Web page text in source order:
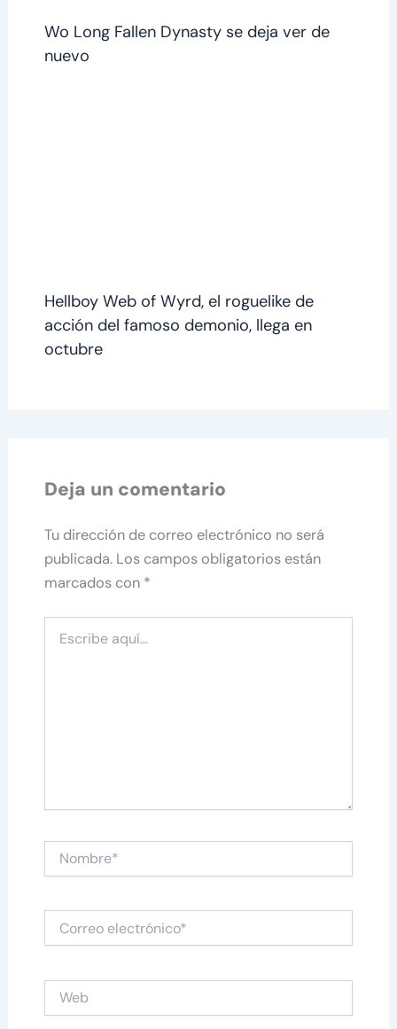
Wo Long Fallen Dynasty se deja ver de
nuevo
Hellboy Web of Wyrd, el roguelike de
acción del famoso demonio, llega en
octubre
Deja un comentario
Tu dirección de correo electrónico no será
publicada. Los campos obligatorios están
marcados con *
aquí...
electrónico*